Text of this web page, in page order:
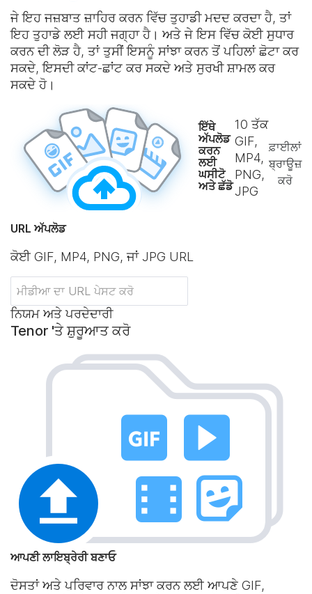
ਜੇ ਇਹ ਜਜ਼ਬਾਤ ਜ਼ਾਹਿਰ ਕਰਨ ਵਿੱਚ ਤੁਹਾਡੀ ਮਦਦ ਕਰਦਾ ਹੈ, ਤਾਂ
ਇਹ ਤੁਹਾਡੇ ਲਈ ਸਹੀ ਜਗ੍ਹਾ ਹੈ। ਅਤੇ ਜੇ ਇਸ ਵਿੱਚ ਕੋਈ ਸੁਧਾਰ
ਕਰਨ ਦੀ ਲੋੜ ਹੈ, ਤਾਂ ਤੁਸੀਂ ਇਸਨੂੰ ਸਾਂਝਾ ਕਰਨ ਤੋਂ ਪਹਿਲਾਂ ਛੋਟਾ ਕਰ
ਸਕਦੇ, ਇਸਦੀ ਕਾਂਟ-ਛਾਂਟ ਕਰ ਸਕਦੇ ਅਤੇ ਸੁਰਖੀ ਸ਼ਾਮਲ ਕਰ
ਸਕਦੇ ਹੋ।
ਇੱਥੇ
ਅੱਪਲੋਡ
ਕਰਨ
ਲਈ
ਘਸੀਟੋ
ਅਤੇ ਛੱਡੋ
10 ਤੱਕ
GIF,
MP4,
PNG,
JPG
ਫ਼ਾਈਲਾਂ
ਬ੍ਰਾਊਜ਼
ਕਰੋ
URL ਅੱਪਲੋਡ
ਕੋਈ GIF, MP4, PNG, ਜਾਂ JPG URL
ਨਿਯਮ ਅਤੇ ਪਰਦੇਦਾਰੀ
Tenor 'ਤੇ ਸ਼ੁਰੂਆਤ ਕਰੋ
ਆਪਣੀ ਲਾਇਬ੍ਰੇਰੀ ਬਣਾਓ
ਦੋਸਤਾਂ ਅਤੇ ਪਰਿਵਾਰ ਨਾਲ ਸਾਂਝਾ ਕਰਨ ਲਈ ਆਪਣੇ GIF,